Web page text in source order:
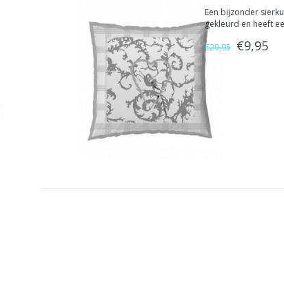
Een bijzonder
gekleurd en heeft
€29,95 €9,95